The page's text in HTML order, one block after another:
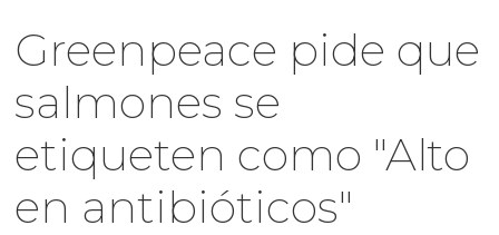
Greenpeace pide que
salmones se
etiqueten como "Alto
en antibióticos"